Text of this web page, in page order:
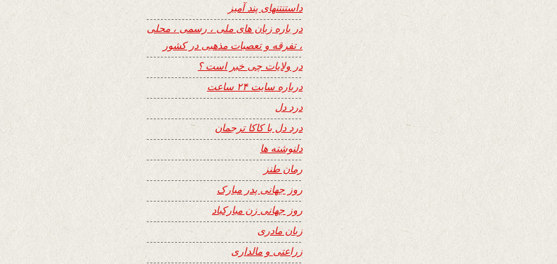
داستنتنهای پند آمیز
در باره زبان های ملی ، رسمی ، محلی
، تفرقه و تعصبات مذهبی در کشور
در ولایات چی خبر است ؟
درباره سایت ۲۴ ساعت
درد دل
درد دل با کاکا ترجمان
دلنوشته ها
رمان طنز
روز جهانی پدر مبارک
روز جهانی زن مبارکباد
زبان مادری
زراعتی و مالداری